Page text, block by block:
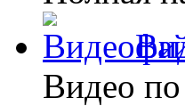
Видео